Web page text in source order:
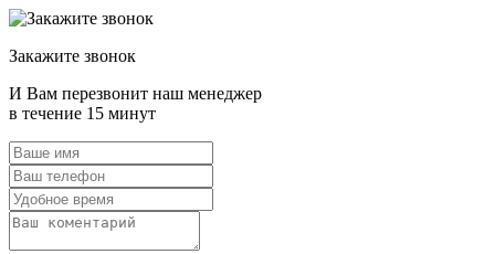
Закажите звонок
И Вам перезвонит наш менеджер
в течение 15 минут